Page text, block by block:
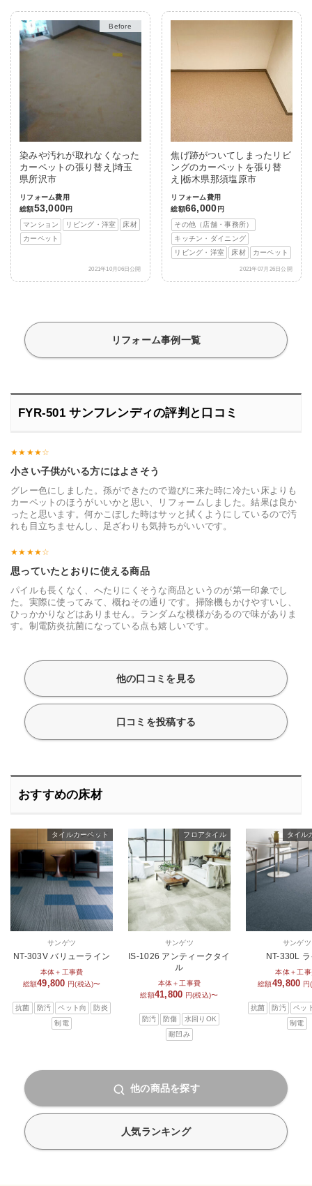
Before
After
染みや汚れが取れなくなった
カーペットの張り替え|埼玉
県所沢市
リフォーム費用
総額53,000円
マンション
リビング・洋室
床材
カーペット
2021年10月06日公開
焦げ跡がついてしまったリビ
ングのカーペットを張り替
え|栃木県那須塩原市
リフォーム費用
総額66,000 円
その他（店舗・事務所）
キッチン・ダイニング
リビング・洋室
床材 カーペット
2021年07月26日公開
リフォーム事例一覧
FYR-501 サンフレンディの評判と口コミ
小さい子供がいる方にはよさそう
グレー色にしました。孫ができたので遊びに来た時に冷たい床よりも
カーペットのほうがいいかと思い、リフォームしました。結果は良か
ったと思います。何かこぼした時はサッと拭くようにしているので汚
れも目立ちませんし、足ざわりも気持ちがいいです。
思っていたとおりに使える商品
パイルも長くなく、へたりにくそうな商品というのが第一印象でし
た。実際に使ってみて、概ねその通りです。掃除機もかけやすいし、
ひっかかりなどはありません。ランダムな模様があるので味がありま
す。制電防炎抗菌になっている点も嬉しいです。
他の口コミを見る
口コミを投稿する
おすすめの床材
サンゲツ
NT-303V バリューライン
本体＋工事費
総額49,800 円(税込)〜
抗菌 防汚 ペット向
防炎
制電
スタンダード
タイルカーペット
サンゲツ
IS-1026 アンティークタイ
ル
本体＋工事費
総額41,800 円(税込)〜
防汚 防傷
水回りOK
耐凹み
スタンダード
フロアタイル
サンゲツ
NT-330L
本体＋工
総額49,800 円
抗菌 防汚
ペッ
制電
ス
タイル
他の商品を探す
人気ランキング